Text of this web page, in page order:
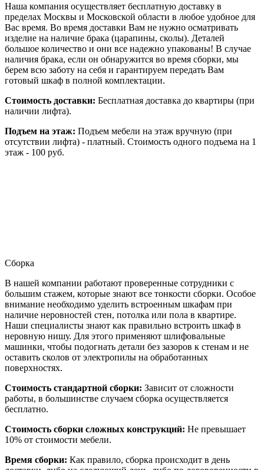
Наша компания осуществляет бесплатную доставку в
пределах Москвы и Московской области в любое удобное для
Вас время. Во время доставки Вам не нужно осматривать
изделие на наличие брака (царапины, сколы). Деталей
большое количество и они все надежно упакованы! В случае
наличия брака, если он обнаружится во время сборки, мы
берем всю заботу на себя и гарантируем передать Вам
готовый шкаф в полной комплектации.
Стоимость доставки: Бесплатная доставка до квартиры (при
наличии лифта).
Подъем на этаж: Подъем мебели на этаж вручную (при
отсутствии лифта) - платный. Стоимость одного подъема на 1
этаж - 100 руб.
Сборка
В нашей компании работают проверенные сотрудники с
большим стажем, которые знают все тонкости сборки. Особое
внимание необходимо уделить встроенным шкафам при
наличие неровностей стен, потолка или пола в квартире.
Наши специалисты знают как правильно встроить шкаф в
неровную нишу. Для этого применяют шлифовальные
машинки, чтобы подогнать детали без зазоров к стенам и не
оставить сколов от электропилы на обработанных
поверхностях.
Стоимость стандартной сборки: Зависит от сложности
работы, в большинстве случаем сборка осуществляется
бесплатно.
Стоимость сборки сложных конструкций: Не превышает
10% от стоимости мебели.
Время сборки: Как правило, сборка происходит в день